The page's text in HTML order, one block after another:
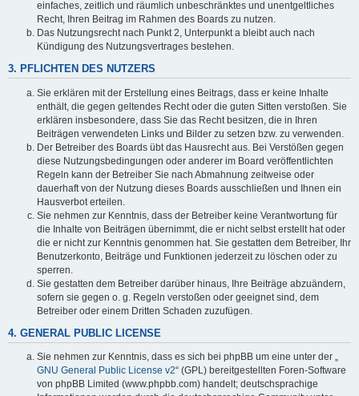
einfaches, zeitlich und räumlich unbeschränktes und unentgeltliches
Recht, Ihren Beitrag im Rahmen des Boards zu nutzen.
Das Nutzungsrecht nach Punkt 2, Unterpunkt a bleibt auch nach
Kündigung des Nutzungsvertrages bestehen.
3. PFLICHTEN DES NUTZERS
Sie erklären mit der Erstellung eines Beitrags, dass er keine Inhalte
enthält, die gegen geltendes Recht oder die guten Sitten verstoßen. Sie
erklären insbesondere, dass Sie das Recht besitzen, die in Ihren
Beiträgen verwendeten Links und Bilder zu setzen bzw. zu verwenden.
Der Betreiber des Boards übt das Hausrecht aus. Bei Verstößen gegen
diese Nutzungsbedingungen oder anderer im Board veröffentlichten
Regeln kann der Betreiber Sie nach Abmahnung zeitweise oder
dauerhaft von der Nutzung dieses Boards ausschließen und Ihnen ein
Hausverbot erteilen.
Sie nehmen zur Kenntnis, dass der Betreiber keine Verantwortung für
die Inhalte von Beiträgen übernimmt, die er nicht selbst erstellt hat oder
die er nicht zur Kenntnis genommen hat. Sie gestatten dem Betreiber, Ihr
Benutzerkonto, Beiträge und Funktionen jederzeit zu löschen oder zu
sperren.
Sie gestatten dem Betreiber darüber hinaus, Ihre Beiträge abzuändern,
sofern sie gegen o. g. Regeln verstoßen oder geeignet sind, dem
Betreiber oder einem Dritten Schaden zuzufügen.
4. GENERAL PUBLIC LICENSE
Sie nehmen zur Kenntnis, dass es sich bei phpBB um eine unter der „
GNU General Public License v2“ (GPL) bereitgestellten Foren-Software
von phpBB Limited (www.phpbb.com) handelt; deutschsprachige